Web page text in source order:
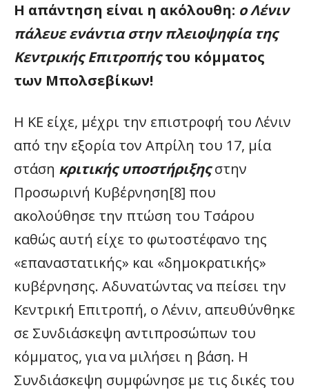
Η απάντηση είναι η ακόλουθη: ο Λένιν
πάλευε ενάντια στην πλειοψηφία της
Κεντρικής Επιτροπήςτου κόμματος
των Μπολσεβίκων!
Η ΚΕ είχε, μέχρι την επιστροφή του Λένιν
από την εξορία τον Απρίλη του 17, μία
στάση κριτικής υποστήριξηςστην
Προσωρινή Κυβέρνηση[8] που
ακολούθησε την πτώση του Τσάρου
καθώς αυτή είχε το φωτοστέφανο της
«επαναστατικής» και «δημοκρατικής»
κυβέρνησης. Αδυνατώντας να πείσει την
Κεντρική Επιτροπή, ο Λένιν, απευθύνθηκε
σε Συνδιάσκεψη αντιπροσώπων του
κόμματος, για να μιλήσει η βάση. Η
Συνδιάσκεψη συμφώνησε με τις δικές του